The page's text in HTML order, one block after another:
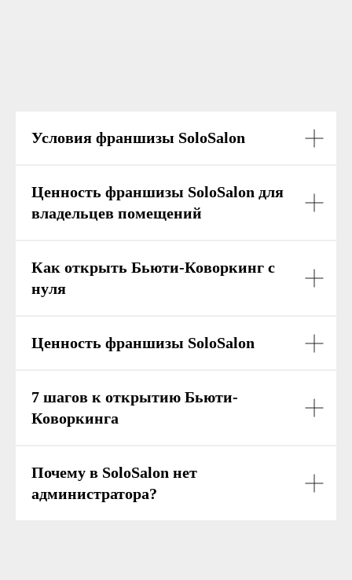
Условия франшизы SoloSalon
Ценность франшизы SoloSalon для
владельцев помещений
Как открыть Бьюти-Коворкинг c
нуля
Ценность франшизы SoloSalon
7 шагов к открытию Бьюти-
Коворкинга
Почему в SoloSalon нет
администратора?